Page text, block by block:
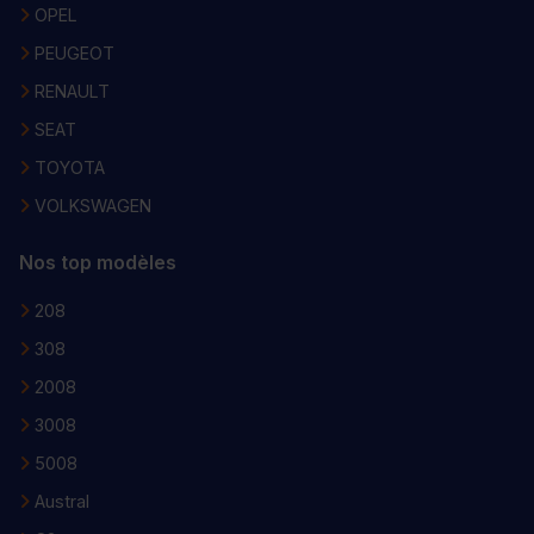
OPEL
PEUGEOT
RENAULT
SEAT
TOYOTA
VOLKSWAGEN
Nos top modèles
208
308
2008
3008
5008
Austral